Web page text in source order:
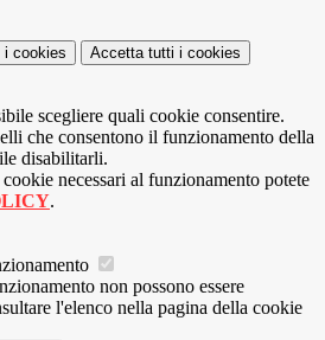
i cookies Accetta tutti i cookies
scegliere quali cookie consentire.
che consentono il funzionamento della
disabilitarli.
necessari al funzionamento potete
.
non possono essere
l'elenco nella pagina della cookie